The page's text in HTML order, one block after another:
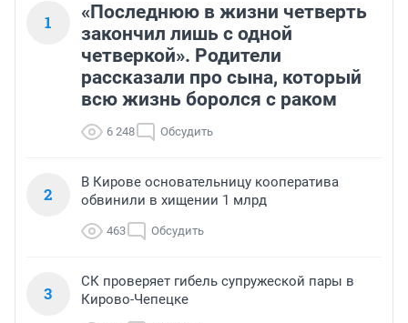
1
«Последнюю в жизни четверть
закончил лишь с одной
четверкой». Родители
рассказали про сына, который
всю жизнь боролся с раком
6 248 Обсудить
2
В Кирове основательницу кооператива
обвинили в хищении 1 млрд
463 Обсудить
3
СК проверяет гибель супружеской пары в
Кирово-Чепецке